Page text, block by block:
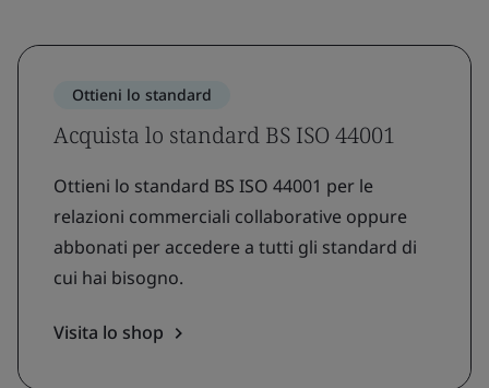
Ottieni lo standard
Acquista lo standard BS ISO 44001
Ottieni lo standard BS ISO 44001 per le
relazioni commerciali collaborative oppure
abbonati per accedere a tutti gli standard di
cui hai bisogno.
Visita lo shop